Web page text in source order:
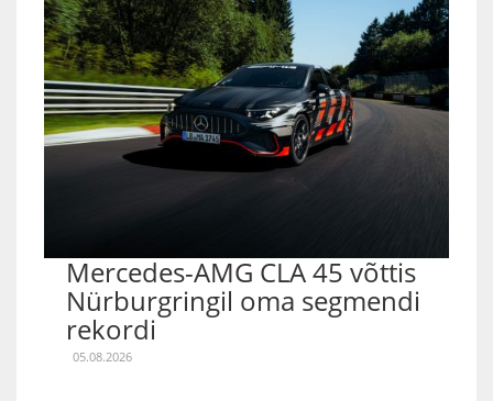
Mercedes-AMG CLA 45 võttis
Nürburgringil oma segmendi
rekordi
05.08.2026